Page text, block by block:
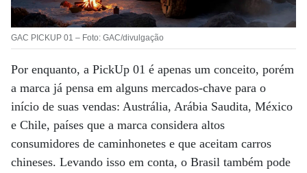
GAC PICKUP 01 – Foto: GAC/divulgação
Por enquanto, a PickUp 01 é apenas um conceito, porém
a marca já pensa em alguns mercados-chave para o
início de suas vendas: Austrália, Arábia Saudita, México
e Chile, países que a marca considera altos
consumidores de caminhonetes e que aceitam carros
chineses. Levando isso em conta, o Brasil também pode